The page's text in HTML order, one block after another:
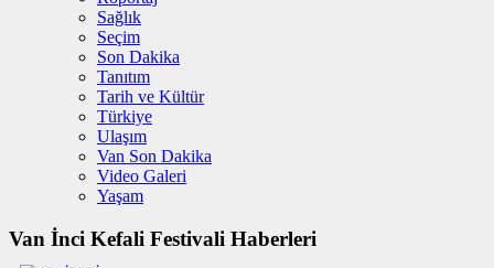
Sağlık
Seçim
Son Dakika
Tanıtım
Tarih ve Kültür
Türkiye
Ulaşım
Van Son Dakika
Video Galeri
Yaşam
Van İnci Kefali Festivali Haberleri